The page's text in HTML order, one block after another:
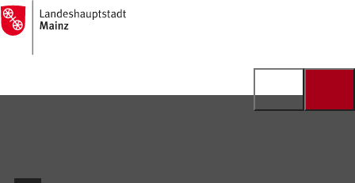
Inhalt anspringen
Zur
Startseite